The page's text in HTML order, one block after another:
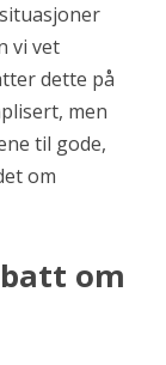
vi vet
dette på
men
til gode,
om
om